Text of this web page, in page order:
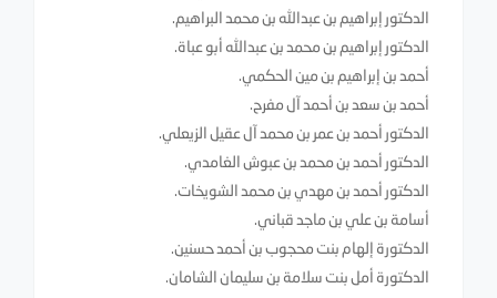
الدكتور إبراهيم بن عبدالله بن محمد البراهيم.
الدكتور إبراهيم بن محمد بن عبدالله أبو عباة.
أحمد بن إبراهيم بن مين الحكمي.
أحمد بن سعد بن أحمد آل مفرح.
الدكتور أحمد بن عمر بن محمد آل عقيل الزيعلي.
الدكتور أحمد بن محمد بن عبوش الغامدي.
الدكتور أحمد بن مهدي بن محمد الشويخات.
أسامة بن علي بن ماجد قباني.
الدكتورة إلهام بنت محجوب بن أحمد حسنين.
الدكتورة أمل بنت سلامة بن سليمان الشامان.